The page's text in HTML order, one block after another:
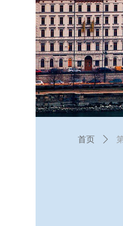
首页 ꄲ